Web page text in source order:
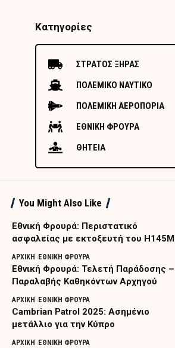
Κατηγορίες
ΣΤΡΑΤΟΣ ΞΗΡΑΣ
ΠΟΛΕΜΙΚΟ ΝΑΥΤΙΚΟ
ΠΟΛΕΜΙΚΗ ΑΕΡΟΠΟΡΙΑ
ΕΘΝΙΚΗ ΦΡΟΥΡΑ
ΘΗΤΕΙΑ
You Might Also Like
Εθνική Φρουρά: Περιστατικό
ασφαλείας με εκτοξευτή του H145M
ΑΡΧΙΚΗ ΕΘΝΙΚΗ ΦΡΟΥΡΑ
Εθνική Φρουρά: Τελετή Παράδοσης –
Παραλαβής Καθηκόντων Αρχηγού
ΑΡΧΙΚΗ ΕΘΝΙΚΗ ΦΡΟΥΡΑ
Cambrian Patrol 2025: Ασημένιο
μετάλλιο για την Κύπρο
ΑΡΧΙΚΗ ΕΘΝΙΚΗ ΦΡΟΥΡΑ